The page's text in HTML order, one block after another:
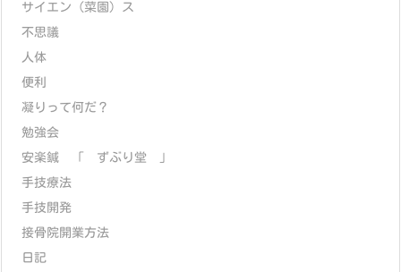
サイエン（菜園）ス
不思議
人体
便利
凝りって何だ？
勉強会
安楽鍼 「 ずぶり堂 」
手技療法
手技開発
接骨院開業方法
日記